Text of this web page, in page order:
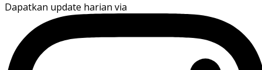
Dapatkan update harian via